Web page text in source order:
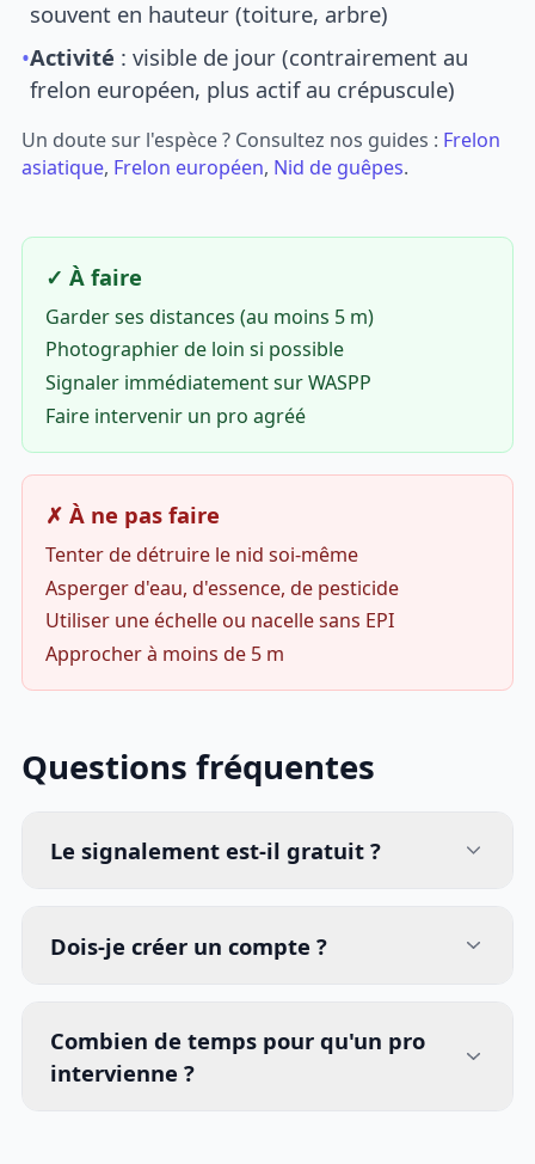
souvent en hauteur (toiture, arbre)
•Activité : visible de jour (contrairement au
frelon européen, plus actif au crépuscule)
Un doute sur l'espèce ? Consultez nos guides : Frelon
asiatique, Frelon européen, Nid de guêpes.
✓ À faire
Garder ses distances (au moins 5 m)
Photographier de loin si possible
Signaler immédiatement sur WASPP
Faire intervenir un pro agréé
✗ À ne pas faire
Tenter de détruire le nid soi-même
Asperger d'eau, d'essence, de pesticide
Utiliser une échelle ou nacelle sans EPI
Approcher à moins de 5 m
Questions fréquentes
Le signalement est-il gratuit ?
Dois-je créer un compte ?
Combien de temps pour qu'un pro
intervienne ?